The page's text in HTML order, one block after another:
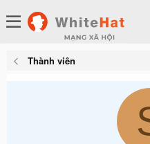
Thành viên